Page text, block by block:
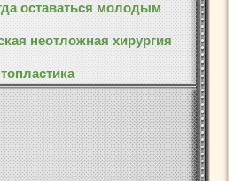
оставаться молодым
неотложная хирургия